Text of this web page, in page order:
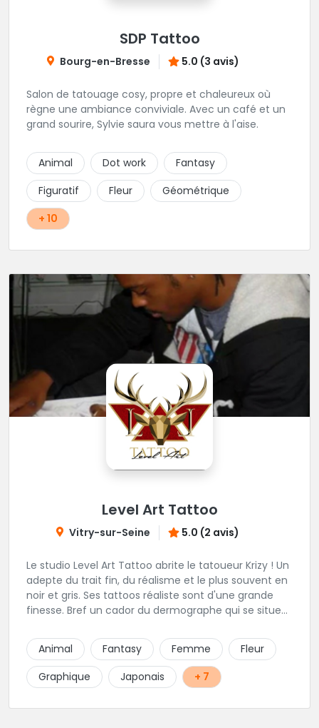
SDP Tattoo
Bourg-en-Bresse 5.0 (3 avis)
Salon de tatouage cosy, propre et chaleureux où
règne une ambiance conviviale. Avec un café et un
grand sourire, Sylvie saura vous mettre à l'aise.
Animal Dot work
Fantasy
Figuratif
Fleur
Géométrique
+ 10
Level Art Tattoo
Vitry-sur-Seine 5.0 (2 avis)
Le studio Level Art Tattoo abrite le tatoueur Krizy ! Un
adepte du trait fin, du réalisme et le plus souvent en
noir et gris. Ses tattoos réaliste sont d'une grande
finesse. Bref un cador du dermographe qui se situe
Animal
Fantasy Femme
Fleur
Graphique
Japonais + 7